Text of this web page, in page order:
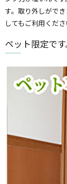
す。取り外しがで
してもご利用くださ
ペット限定です